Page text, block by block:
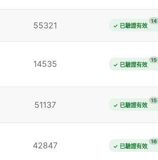
55321 ✓ 已驗證有效
14
14535 ✓ 已驗證有效
15
51137 ✓ 已驗證有效
15
42847 ✓ 已驗證有效
16